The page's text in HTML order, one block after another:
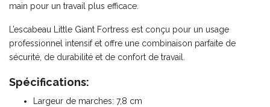
main pour un travail plus efficace.
L’escabeau Little Giant Fortress est conçu pour un usage
professionnel intensif et offre une combinaison parfaite de
sécurité, de durabilité et de confort de travail.
Spécifications:
Largeur de marches: 7,8 cm